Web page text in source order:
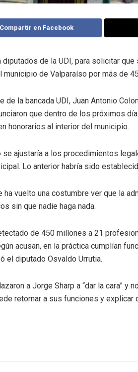
Compartir en Facebook
diputados de la UDI, para solicitar
de Valparaíso por más de
de la bancada UDI, Juan Antonio
que dentro de los próximos
honorarios al interior del municipio.
se ajustaría a los procedimientos
Lo anterior habría sido
ha vuelto una costumbre ver que la
sin que nadie haga nada.
de 450 millones a 21
acusan, en la práctica cumplían
el diputado Osvaldo Urrutia.
a Jorge Sharp a “dar la cara” y
retornar a sus funciones y